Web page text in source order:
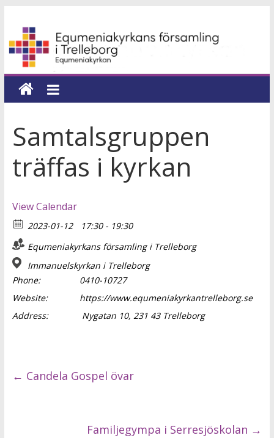
innehåll
Equmeniakyrkans
församling
i
Trelleborg
kyrka
livet
Samtalsgruppen
träffas i kyrkan
View Calendar
2023-01-12
17:30 - 19:30
Equmeniakyrkans församling i Trelleborg
Immanuelskyrkan i Trelleborg
Phone:
0410-10727
Website:
https://www.equmeniakyrkantrelleborg.se
Address:
Nygatan 10, 231 43 Trelleborg
← Candela Gospel övar
Familjegympa i Serresjöskolan →